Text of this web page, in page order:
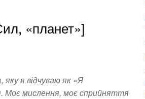
«планет»]
я відчуваю як «Я
Моє мислення, моє сприйняття